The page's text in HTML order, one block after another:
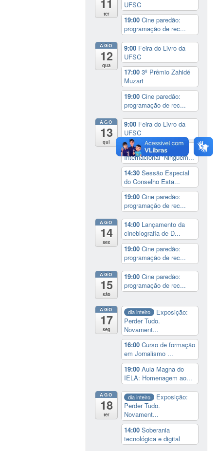
11
ter
UFSC
19:00Cine paredão:
programação de rec...
AGO
12
qua
9:00 Feira do Livro da
UFSC
17:003º Prêmio Zahidé
Muzart
19:00Cine paredão:
programação de rec...
AGO
13
qui
9:00 Feira do Livro da
UFSC
14:00 Seminário
Internacional ‘Ninguém...
14:30Sessão Especial
do Conselho Esta...
19:00Cine paredão:
programação de rec...
AGO
14
sex
14:00 Lançamento da
cinebiografia de D...
19:00Cine paredão:
programação de rec...
AGO
15
sáb
19:00Cine paredão:
programação de rec...
AGO
17
seg
dia inteiro
Exposição:
Perder Tudo.
Novament...
16:00Curso de formação
em Jornalismo ...
19:00Aula Magna do
IELA: Homenagem ao...
AGO
18
ter
dia inteiro
Exposição:
Perder Tudo.
Novament...
14:00Soberania
tecnológica e digital